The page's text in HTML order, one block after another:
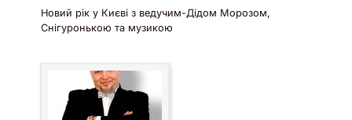
Новий рік у Києві з ведучим-Дідом Морозом,
Снігуронькою та музикою